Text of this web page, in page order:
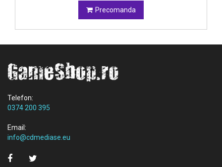
Precomanda
Telefon:
0374 200 395
Email:
info@cdmediase.eu